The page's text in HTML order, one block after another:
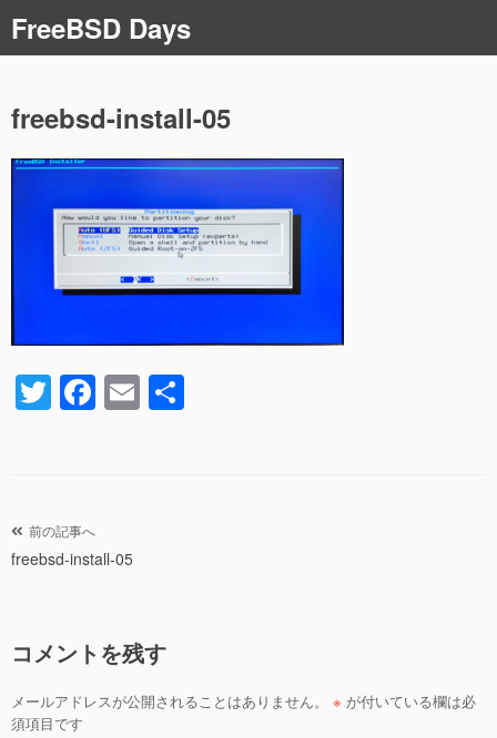
ン
テ
ツ
へ
ス
FreeBSD Days
freebsd-install-05
T F
o
k
E
投
稿
ゲ
ー
シ
前の記事へ
freebsd-install-05
コメントを残す
メールアドレスが公開されることはありません。 ※ が付いている欄は必
須項目です